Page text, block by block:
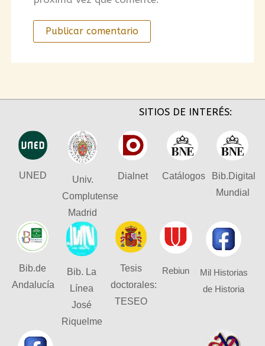
SITIOS DE INTERÉS:
UNED
Univ.
Complutense
Madrid
Dialnet Catálogos
Bib.Digital
Mundial
Bib.de
Andalucía
Bib. La
Línea
José
Riquelme
Tesis
doctorales:
TESEO
Rebiun
Mil Historias
de Historia